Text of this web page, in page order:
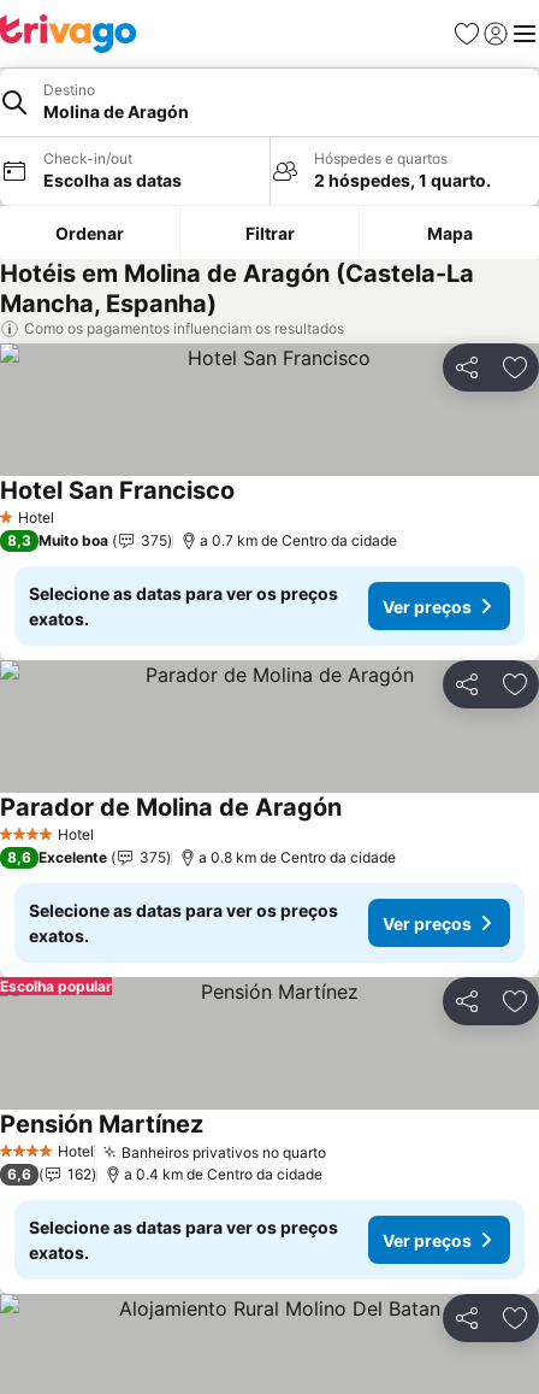
Favoritos
Iniciar
Destino
Molina de Aragón
Check-in/out
Escolha as datas
Hóspedes e quartos
2 hóspedes, 1 quarto.
Ordenar Filtrar Mapa
Hotéis em Molina de Aragón (Castela-La
Mancha, Espanha)
Como os pagamentos influenciam os resultados
Partilhar
1 Estrelas
Hotel
Hotel San Francisco
8,3 Muito boa 375 a 0.7 km de Centro da cidade
Selecione as datas para ver os preços
exatos.
Ver preços
Partilhar
4 EstrelasHotel
Parador de Molina de AragónVer preços
8,6 Excelente 375 a 0.8 km de Centro da cidade
Selecione as datas para ver os preços
exatos.
Ver preços
Partilhar
Escolha popular
4 EstrelasHotel Banheiros privativos no quartoVer preços
Pensión MartínezVer preços
6,6 162 a 0.4 km de Centro da cidade
Selecione as datas para ver os preços
exatos.
Ver preços
Partilhar